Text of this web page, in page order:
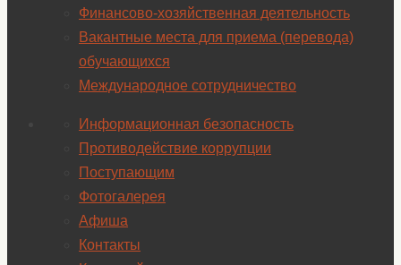
Финансово-хозяйственная деятельность
Вакантные места для приема (перевода)
обучающихся
Международное сотрудничество
Информационная безопасность
Противодействие коррупции
Поступающим
Фотогалерея
Афиша
Контакты